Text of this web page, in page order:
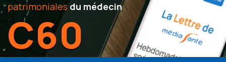
patrimoniales du médecin
C60